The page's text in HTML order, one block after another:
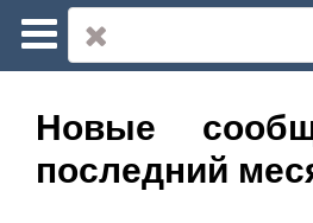
Нам по пути
Моя страница
Профиль
Новые
последний